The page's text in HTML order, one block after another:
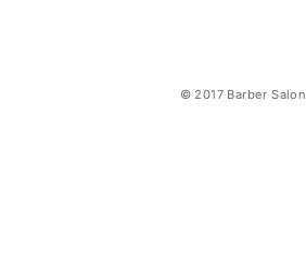
© 2017 Barber Salon